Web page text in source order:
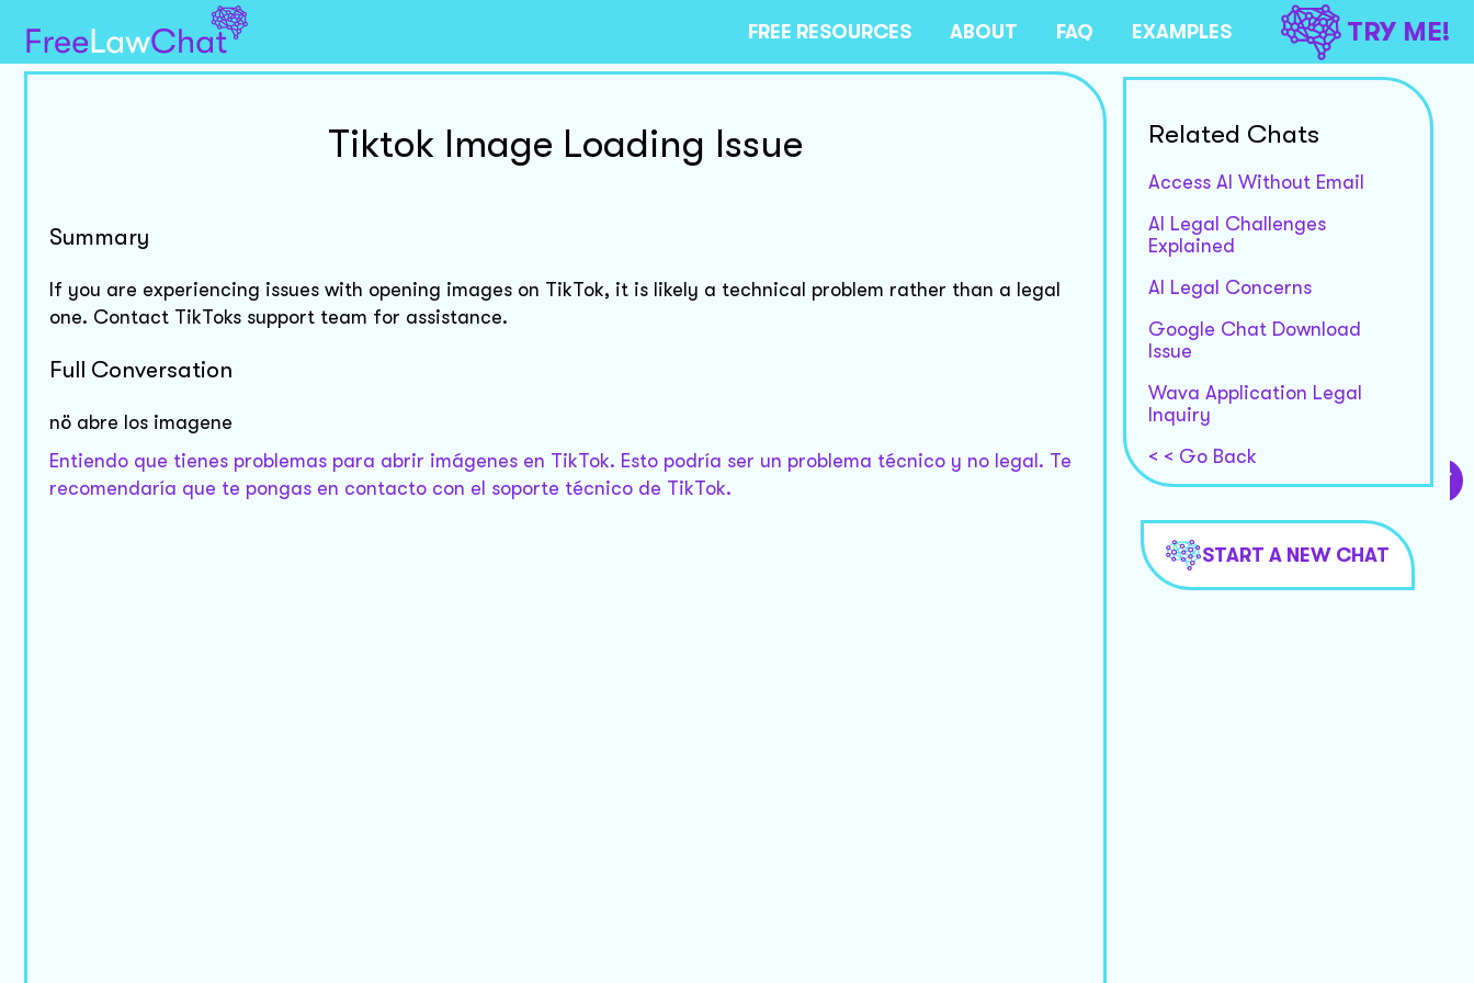
FREE RESOURCES ABOUT FAQ EXAMPLES TRY ME!
Tiktok Image Loading Issue
Summary
If you are experiencing issues with opening images on TikTok, it is likely a technical problem rather than a legal
one. Contact TikToks support team for assistance.
Full Conversation
nö abre los imagene
Entiendo que tienes problemas para abrir imágenes en TikTok. Esto podría ser un problema técnico y no legal. Te
recomendaría que te pongas en contacto con el soporte técnico de TikTok.
Related Chats
Access AI Without Email
AI Legal Challenges
Explained
AI Legal Concerns
Google Chat Download
Issue
Wava Application Legal
Inquiry
< < Go Back
START A NEW CHAT